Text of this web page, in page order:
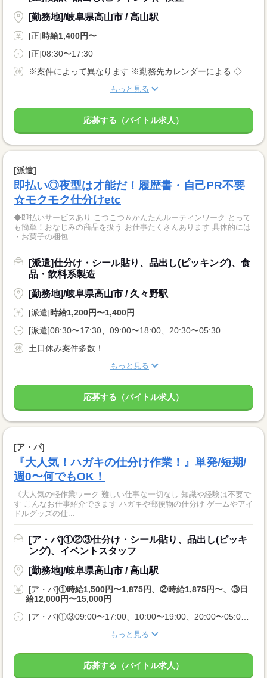
[勤務地]/岐阜県高山市 / 高山駅
[正]時給1,400円〜
[正]08:30〜17:30
もっと見る
応募する（バイトル求人）
[派遣]
即払い◎夜型は才能だ！履歴書・自己PR不要
☆モクモク仕分けetc
◆即払いサービスあり こつこつ＆かんたんルーティンワーク とって
も簡単！おなじみの商品を扱う お仕事たくさんあります 具体的には
・お菓子の梱包...
[派遣]仕分け・シール貼り、品出し(ピッキング)、食
品・飲料系製造
[勤務地]/岐阜県高山市 / 久々野駅
[派遣]時給1,200円〜1,400円
[派遣]08:30〜17:30、09:00〜18:00、20:30〜05:30
土日休み案件多数！
もっと見る
応募する（バイトル求人）
[ア・パ]
『大人気！ハガキの仕分け作業！』単発/短期/
週0〜何でもOK！
《大人気の軽作業ワーク 難しい仕事な一切なし 知識や経験は不要で
す こんなお仕事紹介できます ハガキや郵便物の仕分け ゲームやアイ
ドルグッズの仕...
[ア・パ]①②③仕分け・シール貼り、品出し(ピッキ
ング)、イベントスタッフ
[勤務地]/岐阜県高山市 / 高山駅
[ア・パ]①時給1,500円〜1,875円、②時給1,875円〜、③日
給12,000円〜15,000円
もっと見る
応募する（バイトル求人）